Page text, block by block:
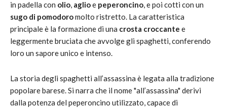
in padella con olio, aglioe peperoncino, e poi cotti con un
sugo di pomodoromolto ristretto. La caratteristica
principale è la formazione di una crosta croccante e
leggermente bruciata che avvolge gli spaghetti, conferendo
loro un sapore unico e intenso.
La storia degli spaghetti all’assassina è legata alla tradizione
popolare barese. Si narra che il nome "all’assassina" derivi
dalla potenza del peperoncino utilizzato, capace di